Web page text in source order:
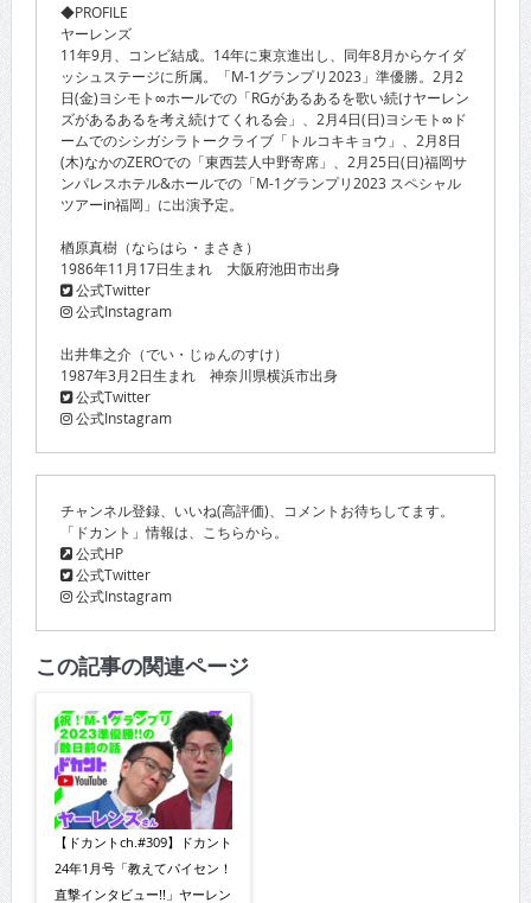
◆PROFILE
ヤーレンズ
11年9月、コンビ結成。14年に東京進出し、同年8月からケイダ
ッシュステージに所属。「M-1グランプリ2023」準優勝。2月2
日(金)ヨシモト∞ホールでの「RGがあるあるを歌い続けヤーレン
ズがあるあるを考え続けてくれる会」、2月4日(日)ヨシモト∞ド
ームでのシシガシラトークライブ「トルコキキョウ」、2月8日
(木)なかのZEROでの「東西芸人中野寄席」、2月25日(日)福岡サ
ンパレスホテル&ホールでの「M-1グランプリ2023 スペシャル
ツアーin福岡」に出演予定。
楢原真樹（ならはら・まさき）
1986年11月17日生まれ 大阪府池田市出身
公式Twitter
公式Instagram
出井隼之介（でい・じゅんのすけ）
1987年3月2日生まれ 神奈川県横浜市出身
公式Twitter
公式Instagram
チャンネル登録、いいね(高評価)、コメントお待ちしてます。
「ドカント」情報は、こちらから。
公式HP
公式Twitter
公式Instagram
この記事の関連ページ
【ドカントch.#309】ドカント
24年1月号「教えてパイセン！
直撃インタビュー!!」ヤーレン